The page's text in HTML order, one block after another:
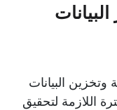
البيانات
اللازمة لتحقيق